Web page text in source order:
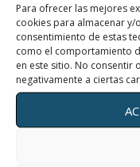
Para ofrecer las mejores
cookies para almacenar
consentimiento de estas
como el comportamiento
en este sitio. No consentir
negativamente a ciertas
Movimiento y
Un día con mis ojos